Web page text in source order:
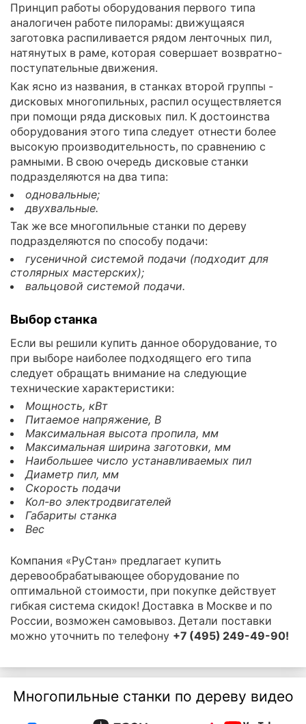
Принцип работы оборудования первого типа
аналогичен работе пилорамы: движущаяся
заготовка распиливается рядом ленточных пил,
натянутых в раме, которая совершает возвратно-
поступательные движения.
Как ясно из названия, в станках второй группы -
дисковых многопильных, распил осуществляется
при помощи ряда дисковых пил. К достоинства
оборудования этого типа следует отнести более
высокую производительность, по сравнению с
рамными. В свою очередь дисковые станки
подразделяются на два типа:
одновальные;
двухвальные.
Так же все многопильные станки по дереву
подразделяются по способу подачи:
гусеничной системой подачи (подходит для
столярных мастерских);
вальцовой системой подачи.
Выбор станка
Если вы решили купить данное оборудование, то
при выборе наиболее подходящего его типа
следует обращать внимание на следующие
технические характеристики:
Мощность, кВт
Питаемое напряжение, В
Максимальная высота пропила, мм
Максимальная ширина заготовки, мм
Наибольшее число устанавливаемых пил
Диаметр пил, мм
Скорость подачи
Кол-во электродвигателей
Габариты станка
Вес
Компания «РуСтан» предлагает купить
деревообрабатывающее оборудование по
оптимальной стоимости, при покупке действует
гибкая система скидок! Доставка в Москве и по
России, возможен самовывоз. Детали поставки
можно уточнить по телефону +7 (495) 249-49-90!
Многопильные станки по дереву видео